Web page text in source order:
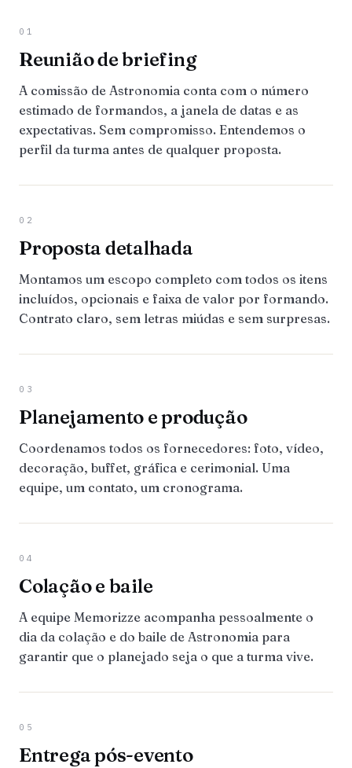
01
Reunião de briefing
A comissão de Astronomia conta com o número
estimado de formandos, a janela de datas e as
expectativas. Sem compromisso. Entendemos o
perfil da turma antes de qualquer proposta.
02
Proposta detalhada
Montamos um escopo completo com todos os itens
incluídos, opcionais e faixa de valor por formando.
Contrato claro, sem letras miúdas e sem surpresas.
03
Planejamento e produção
Coordenamos todos os fornecedores: foto, vídeo,
decoração, buffet, gráfica e cerimonial. Uma
equipe, um contato, um cronograma.
04
Colação e baile
A equipe Memorizze acompanha pessoalmente o
dia da colação e do baile de Astronomia para
garantir que o planejado seja o que a turma vive.
05
Entrega pós-evento